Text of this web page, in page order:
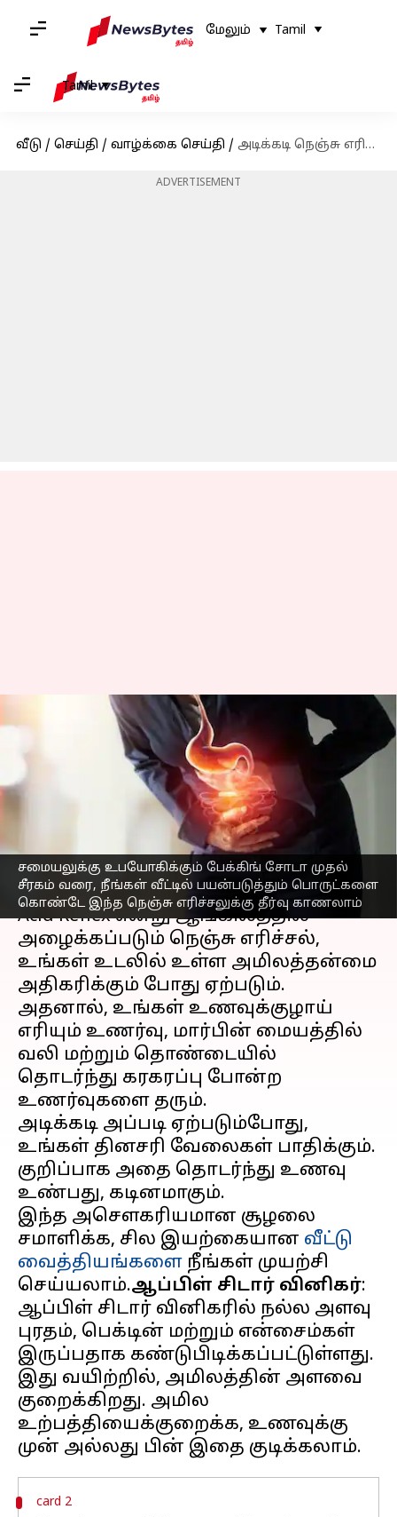
மேலும் Tamil
Tamil
வீடு / செய்தி / வாழ்க்கை செய்தி / அடிக்கடி நெஞ்சு எரிச்சல் ஏற்படுகிறதா? இந்த வீட்டு வைத்தியங்களை முயற்சியுங்கள்
ADVERTISEMENT
சமையலுக்கு உபயோகிக்கும் பேக்கிங் சோடா முதல்
சீரகம் வரை, நீங்கள் வீட்டில் பயன்படுத்தும் பொருட்களை
கொண்டே இந்த நெஞ்சு எரிச்சலுக்கு தீர்வு காணலாம்
அடிக்கடி நெஞ்சு எரிச்சல்
ஏற்படுகிறதா? இந்த வீட்டு
வைத்தியங்களை
முயற்சியுங்கள்
Jun 15, 2023 03:59 pm
செய்தி முன்னோட்டம்
Acid Reflex என்று ஆங்கிலத்தில்
அழைக்கப்படும் நெஞ்சு எரிச்சல்,
உங்கள் உடலில் உள்ள அமிலத்தன்மை
அதிகரிக்கும் போது ஏற்படும்.
அதனால், உங்கள் உணவுக்குழாய்
எரியும் உணர்வு, மார்பின் மையத்தில்
வலி மற்றும் தொண்டையில்
தொடர்ந்து கரகரப்பு போன்ற
உணர்வுகளை தரும்.
அடிக்கடி அப்படி ஏற்படும்போது,
உங்கள் தினசரி வேலைகள் பாதிக்கும்.
குறிப்பாக அதை தொடர்ந்து உணவு
உண்பது, கடினமாகும்.
இந்த அசௌகரியமான சூழலை
சமாளிக்க, சில இயற்கையான வீட்டு
வைத்தியங்களை நீங்கள் முயற்சி
செய்யலாம்.ஆப்பிள் சிடார் வினிகர்:
ஆப்பிள் சிடார் வினிகரில் நல்ல அளவு
புரதம், பெக்டின் மற்றும் என்சைம்கள்
இருப்பதாக கண்டுபிடிக்கப்பட்டுள்ளது.
இது வயிற்றில், அமிலத்தின் அளவை
குறைக்கிறது. அமில
உற்பத்தியைக்குறைக்க, உணவுக்கு
card 2